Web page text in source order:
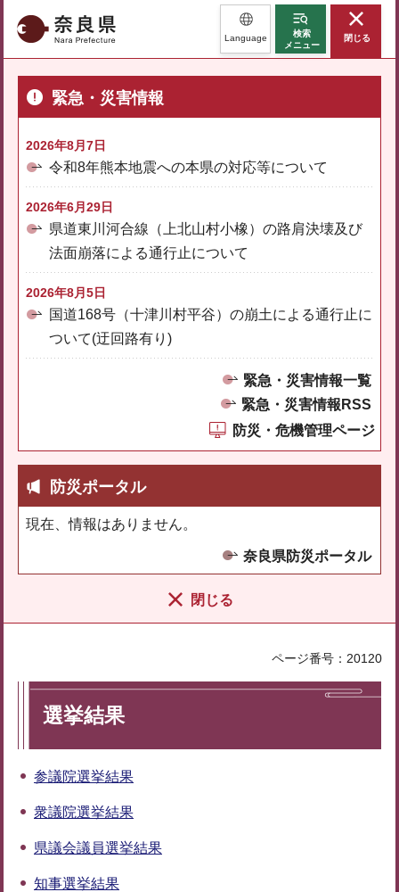
奈良県 Language
検索
メニュー
閉じる
緊急・災害情報
2026年8月7日
令和8年熊本地震への本県の対応等について
2026年6月29日
県道東川河合線（上北山村小橡）の路肩決壊及び
法面崩落による通行止について
2026年8月5日
国道168号（十津川村平谷）の崩土による通行止に
ついて(迂回路有り)
緊急・災害情報一覧
緊急・災害情報RSS
防災・危機管理ページ
防災ポータル
現在、情報はありません。
奈良県防災ポータル
閉じる
ページ番号：20120
選挙結果
参議院選挙結果
衆議院選挙結果
県議会議員選挙結果
知事選挙結果